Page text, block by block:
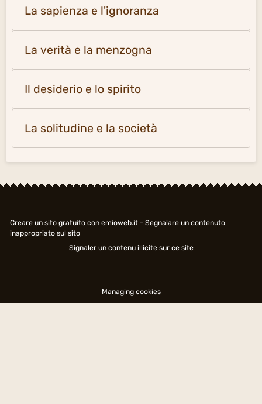
La sapienza e l'ignoranza
La verità e la menzogna
Il desiderio e lo spirito
La solitudine e la società
Creare un sito gratuito con emioweb.it - Segnalare un contenuto
inappropriato sul sito
Signaler un contenu illicite sur ce site
Managing cookies